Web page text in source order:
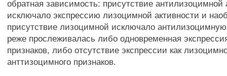
обратная зависимость: присутствие антилизоцимной
исключало экспрессию лизоцимной активности и
присутствие лизоцимной исключало
реже прослеживалась либо одновременная
признаков, либо отсутствие экспрессии как
анттизоцимного признаков.